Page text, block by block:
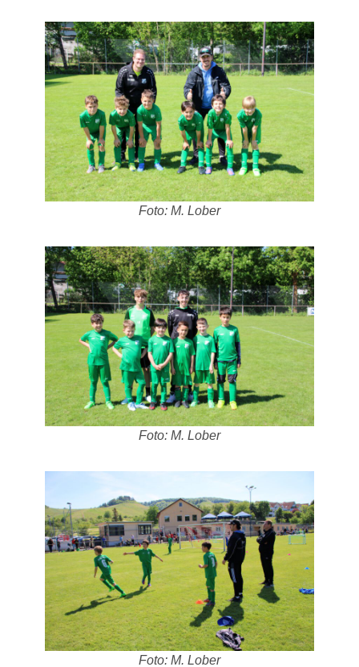
Foto: M. Lober
Foto: M. Lober
Foto: M. Lober